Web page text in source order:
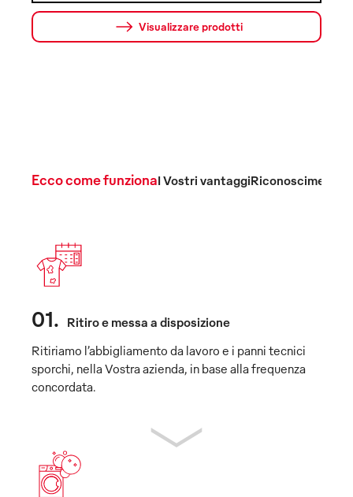
Il nostro servizio a 360°garantisce la consegna
Visualizzare prodotti
Ecco come funzionaI Vostri vantaggiRiconoscimenti e
01. Ritiro e messa a disposizione
Ritiriamo l’abbigliamento da lavoro e i panni tecnici
sporchi, nella Vostra azienda, in base alla frequenza
concordata.